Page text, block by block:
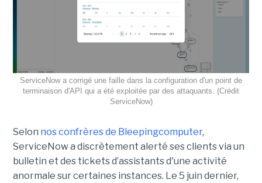
ServiceNow a corrigé une faille dans la configuration d'un point de
terminaison d'API qui a été exploitée par des attaquants. (Crédit
ServiceNow)
Selon nos confrères de Bleepingcomputer,
ServiceNow a discrètement alerté ses clients via un
bulletin et des tickets d’assistants d'une activité
anormale sur certaines instances. Le 5 juin dernier,